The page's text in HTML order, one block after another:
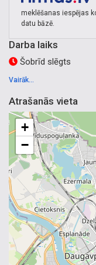
meklēšanas iespējas
datu bāzē.
Darba laiks
Šobrīd slēgts
Vairāk...
Atrašanās vieta
+
−